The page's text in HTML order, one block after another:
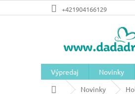
na
+421904166129
Výpredaj Novinky
DomovNovinky